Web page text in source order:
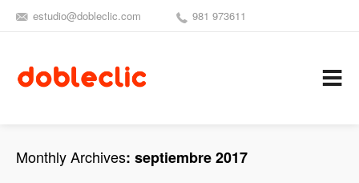
estudio@dobleclic.com 981 973611
Monthly Archives septiembre 2017